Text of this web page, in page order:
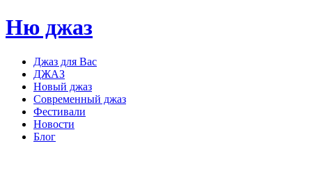
Ню джаз
Джаз для Вас
ДЖАЗ
Новый джаз
Современный джаз
Фестивали
Новости
Блог